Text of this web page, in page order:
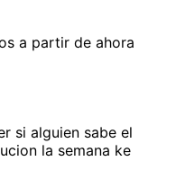
a partir de ahora
si alguien sabe el
la semana ke